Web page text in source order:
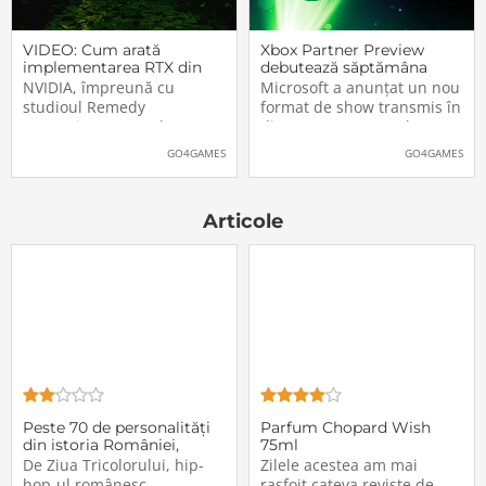
VIDEO: Cum arată
implementarea RTX din
Alan Wake II
NVIDIA, împreună cu
studioul Remedy
Entertainment, au lansat
un nou clip video dedicat
(Ray Tracing și DLSS) din
secvențele de mai jos,
GO4GAMES
Xbox Partner Preview
debutează săptămâna
aceasta. Când și unde va
putea fi vizionat
Microsoft a anunțat un nou
format de show transmis în
direct pe Internet: Xbox
Partner Preview, primul
difuzat chiar mâine, 25
cu 20:00 (ora României).
Show-ul va putea […]The
GO4GAMES
Articole
Peste 70 de personalități
din istoria României,
reunite într-un videoclip
hip-hop, lansat de
De Ziua Tricolorului, hip-
Parfum Chopard Wish
75ml
Zilele acestea am mai